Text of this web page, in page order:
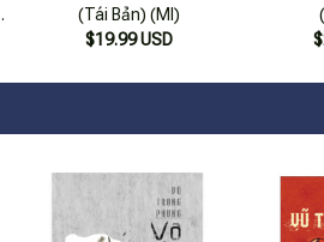
(Tái Bản) (Ml)
$19.99 USD